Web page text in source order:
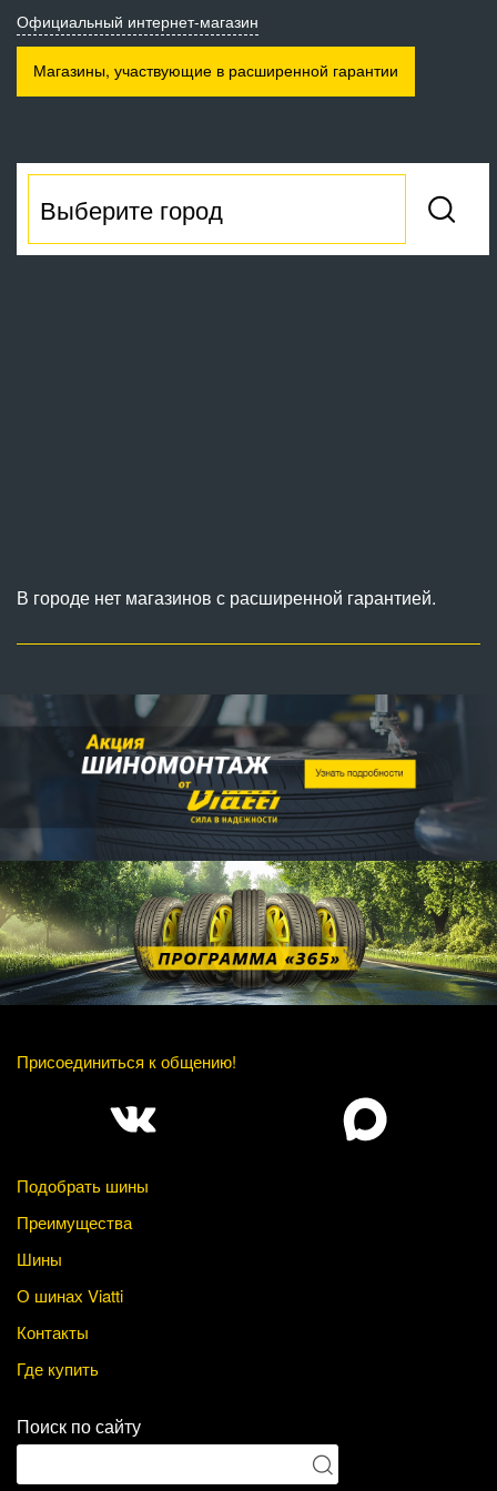
Официальный интернет-магазин
Магазины, участвующие в расширенной гарантии
В городе нет магазинов с расширенной гарантией.
Присоединиться к общению!
Подобрать шины
Преимущества
Шины
О шинах Viatti
Контакты
Где купить
Поиск по сайту